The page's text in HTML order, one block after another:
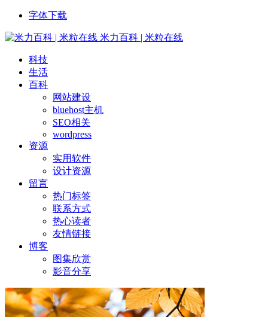
字体下载
米力百科 | 米粒在线
科技
生活
百科
网站建设
bluehost主机
SEO相关
wordpress
资源
实用软件
设计资源
留言
热门标签
联系方式
热心读者
友情链接
博客
图集欣赏
影音分享